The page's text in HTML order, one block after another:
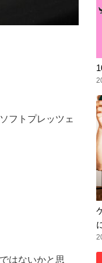
フトプレッツェ
はないかと思